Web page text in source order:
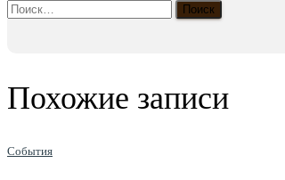
Найти:
Похожие записи
События